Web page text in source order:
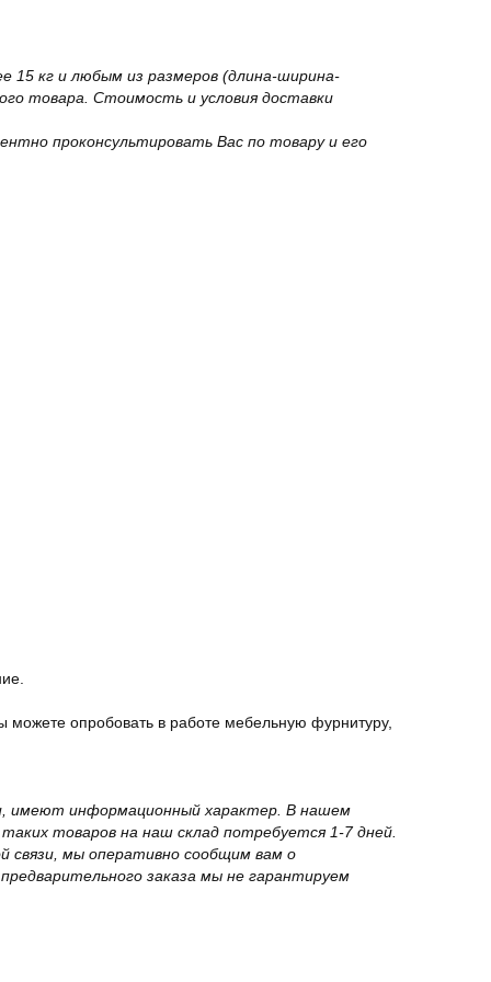
15 кг и любым из размеров (длина-ширина-
товара. Стоимость и условия доставки
проконсультировать Вас по товару и его
опробовать в работе мебельную фурнитуру,
имеют информационный характер. В нашем
товаров на наш склад потребуется 1-7 дней.
связи, мы оперативно сообщим вам о
заказа мы не гарантируем